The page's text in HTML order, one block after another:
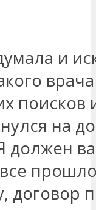
и
врача
поисков
на
договор